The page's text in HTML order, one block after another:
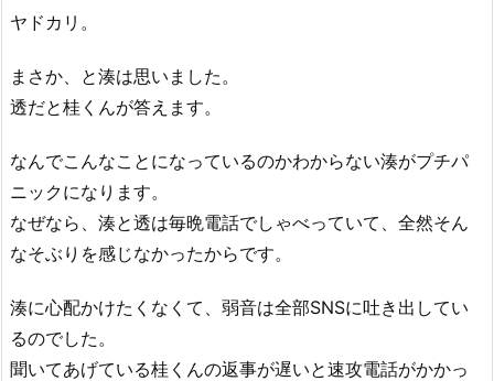
ヤドカリ。
まさか、と湊は思いました。
透だと桂くんが答えます。
なんでこんなことになっているのかわからない湊がプチパ
ニックになります。
なぜなら、湊と透は毎晩電話でしゃべっていて、全然そん
なそぶりを感じなかったからです。
湊に心配かけたくなくて、弱音は全部SNSに吐き出してい
るのでした。
聞いてあげている桂くんの返事が遅いと速攻電話がかかっ